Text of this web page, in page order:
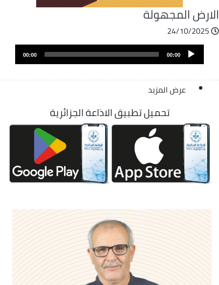
المجهولة
24/10/2025
ملفAudio
Player
00:00
00:00
عرض المزيد
تحميل تطبيق الاذاعة الجزائرية